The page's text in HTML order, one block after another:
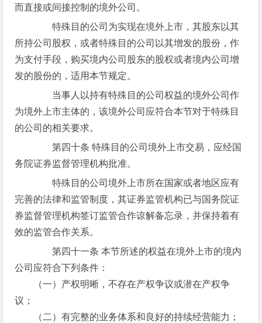
而直接或间接控制的境外公司。
特殊目的公司为实现在境外上市，其股东以其
所持公司股权，或者特殊目的公司以其增发的股份，作
为支付手段，购买境内公司股东的股权或者境内公司增
发的股份的，适用本节规定。
当事人以持有特殊目的公司权益的境外公司作
为境外上市主体的，该境外公司应符合本节对于特殊目
的公司的相关要求。
第四十条 特殊目的公司境外上市交易，应经国
务院证券监督管理机构批准。
特殊目的公司境外上市所在国家或者地区应有
完善的法律和监管制度，其证券监管机构已与国务院证
券监督管理机构签订监管合作谅解备忘录，并保持着有
效的监管合作关系。
第四十一条 本节所述的权益在境外上市的境内
公司应符合下列条件：
（一）产权明晰，不存在产权争议或潜在产权争
议；
（二）有完整的业务体系和良好的持续经营能力；